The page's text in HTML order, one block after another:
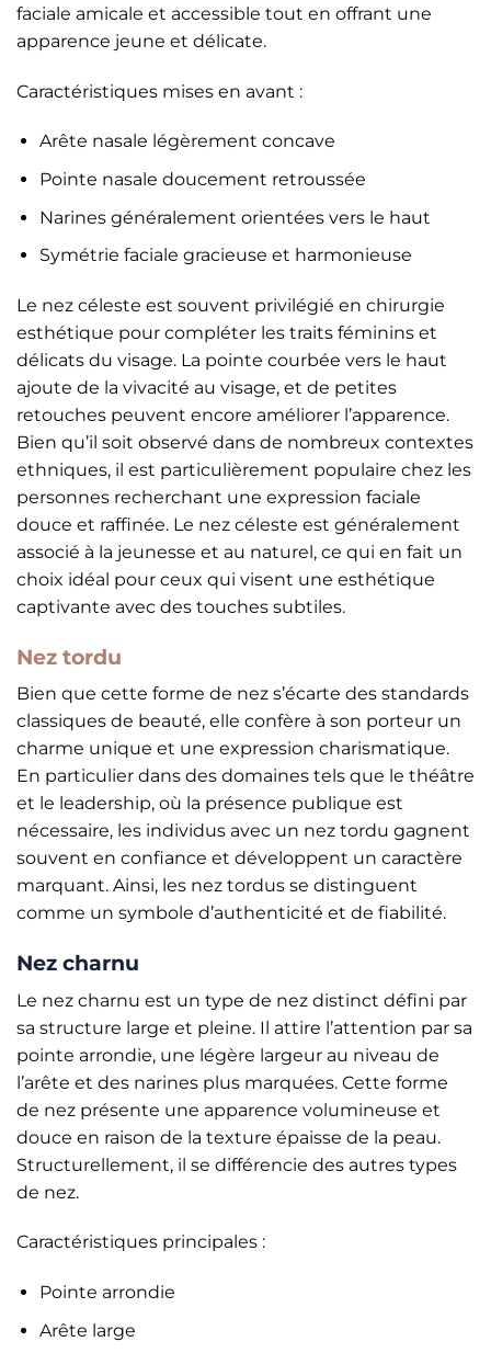
faciale amicale et accessible tout en offrant une
apparence jeune et délicate.
Caractéristiques mises en avant :
Arête nasale légèrement concave
Pointe nasale doucement retroussée
Narines généralement orientées vers le haut
Symétrie faciale gracieuse et harmonieuse
Le nez céleste est souvent privilégié en chirurgie
esthétique pour compléter les traits féminins et
délicats du visage. La pointe courbée vers le haut
ajoute de la vivacité au visage, et de petites
retouches peuvent encore améliorer l’apparence.
Bien qu’il soit observé dans de nombreux contextes
ethniques, il est particulièrement populaire chez les
personnes recherchant une expression faciale
douce et raffinée. Le nez céleste est généralement
associé à la jeunesse et au naturel, ce qui en fait un
choix idéal pour ceux qui visent une esthétique
captivante avec des touches subtiles.
Nez tordu
Bien que cette forme de nez s’écarte des standards
classiques de beauté, elle confère à son porteur un
charme unique et une expression charismatique.
En particulier dans des domaines tels que le théâtre
et le leadership, où la présence publique est
nécessaire, les individus avec un nez tordu gagnent
souvent en confiance et développent un caractère
marquant. Ainsi, les nez tordus se distinguent
comme un symbole d’authenticité et de fiabilité.
Nez charnu
Le nez charnu est un type de nez distinct défini par
sa structure large et pleine. Il attire l’attention par sa
pointe arrondie, une légère largeur au niveau de
l’arête et des narines plus marquées. Cette forme
de nez présente une apparence volumineuse et
douce en raison de la texture épaisse de la peau.
Structurellement, il se différencie des autres types
de nez.
Caractéristiques principales :
Pointe arrondie
Arête large